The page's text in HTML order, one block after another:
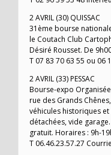
2 AVRIL (30) QUISSAC
31ème bourse
le Coutach Club
Désiré Rousset. De
T 07 83 70 63 55 ou 06
2 AVRIL (33) PESSAC
Bourse-expo
rue des Grands
véhicules historiques
détachées, vide
gratuit. Horaires : 9h-
T 06.46.23.57.27